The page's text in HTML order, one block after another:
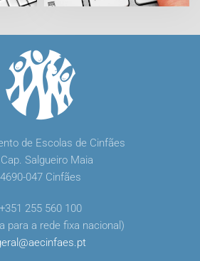
de Escolas de Cinfães
Salgueiro Maia
4690-047 Cinfães
+351 255 560 100
para a rede fixa nacional)
@aecinfaes.pt